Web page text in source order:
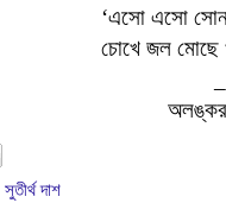
‘এসো এসো
চোখে জল মোছে
সুতীর্থ দাশ